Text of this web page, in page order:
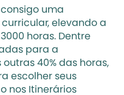
uma
elevando a
horas. Dentre
para a
40% das horas,
escolher seus
nos Itinerários